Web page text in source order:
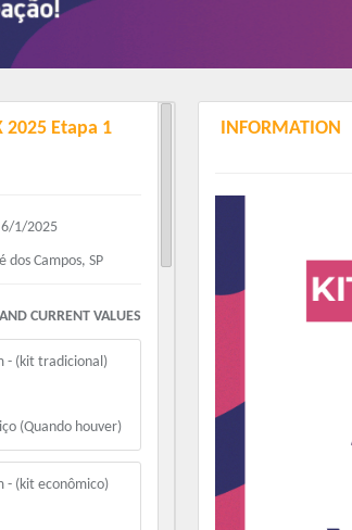
2025 Etapa 1
6/1/2025
dos Campos, SP
CURRENT VALUES
- (kit tradicional)
(Quando houver)
- (kit econômico)
INFORMATION